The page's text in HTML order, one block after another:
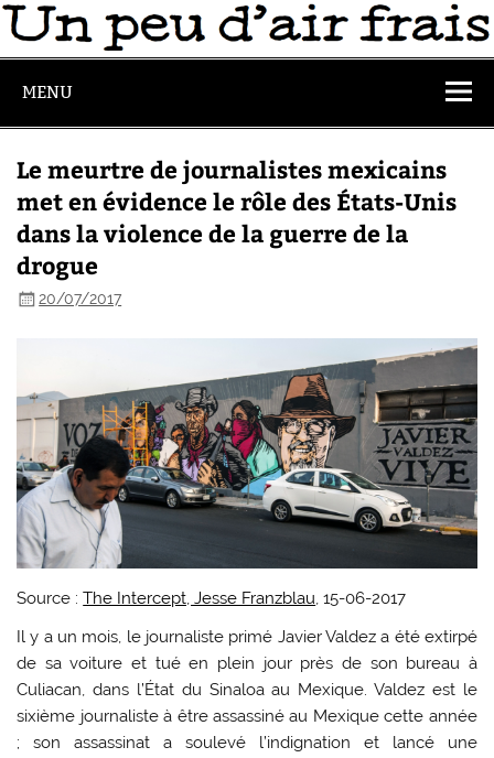
MENU
Le meurtre de journalistes mexicains
met en évidence le rôle des États-Unis
dans la violence de la guerre de la
drogue
20/07/2017
Source :The Intercept, Jesse Franzblau, 15-06-2017
Il y a un mois, le journaliste primé Javier Valdez a été extirpé
de sa voiture et tué en plein jour près de son bureau à
Culiacan, dans l’État du Sinaloa au Mexique. Valdez est le
sixième journaliste à être assassiné au Mexique cette année
; son assassinat a soulevé l’indignation et lancé une